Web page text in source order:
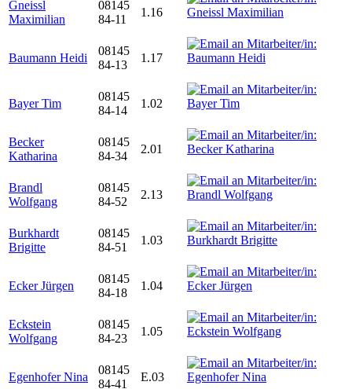
Gneissl
Maximilian
08145
84-11
1.16
Baumann Heidi
08145
84-13
1.17
Bayer Tim
08145
84-14
1.02
Becker
Katharina
08145
84-34
2.01
Brandl
Wolfgang
08145
84-52
2.13
Burkhardt
Brigitte
08145
84-51
1.03
Ecker Jürgen
08145
84-18
1.04
Eckstein
Wolfgang
08145
84-23
1.05
Egenhofer Nina
08145
84-41
E.03